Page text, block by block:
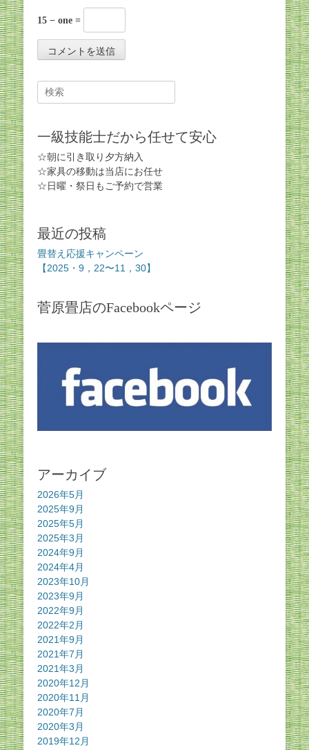
15 − one =
Search
for:
一級技能士だから任せて安心
☆朝に引き取り夕方納入
☆家具の移動は当店にお任せ
☆日曜・祭日もご予約で営業
最近の投稿
畳替え応援キャンペーン
【2025・9，22〜11，30】
菅原畳店のFacebookページ
アーカイブ
2026年5月
2025年9月
2025年5月
2025年3月
2024年9月
2024年4月
2023年10月
2023年9月
2022年9月
2022年2月
2021年9月
2021年7月
2021年3月
2020年12月
2020年11月
2020年7月
2020年3月
2019年12月